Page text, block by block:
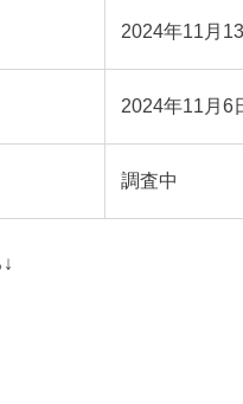
2024年11月
2024年11月6
調査中